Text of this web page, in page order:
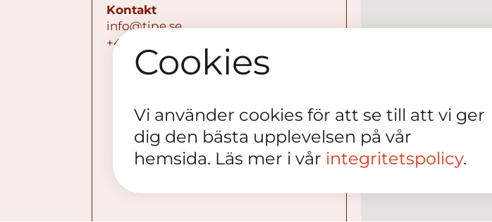
Kontakt
info@tipe.se
+468 - 795 80 11
Cookies
Vi använder cookies för att se till att vi ger
dig den bästa upplevelsen på vår
hemsida. Läs mer i vår integritetspolicy.